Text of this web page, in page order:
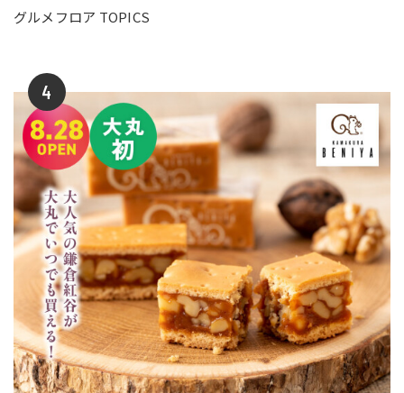
グルメフロア TOPICS
4